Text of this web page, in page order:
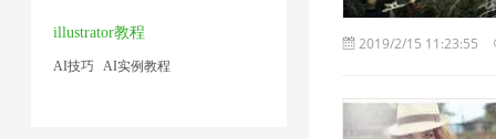
illustrator教程
AI技巧 AI实例教程
2019/2/15 11:23:55